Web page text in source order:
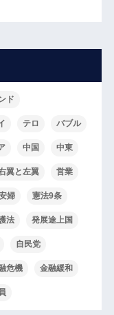
ド
テロ バブル
中国 中東
翼と左翼 営業
婦 憲法9条
法 発展途上国
自民党
危機 金融緩和